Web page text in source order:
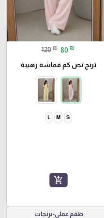
120 ₪ 80 ₪
ترنج نص كم قماشة رهيبة
S
M
L
add_shopping_cart
طقم عملي-ترنجات